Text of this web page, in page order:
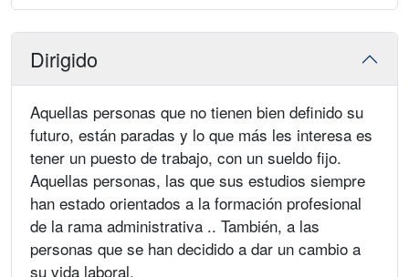
Dirigido
Aquellas personas que no tienen bien definido su
futuro, están paradas y lo que más les interesa es
tener un puesto de trabajo, con un sueldo fijo.
Aquellas personas, las que sus estudios siempre
han estado orientados a la formación profesional
de la rama administrativa .. También, a las
personas que se han decidido a dar un cambio a
su vida laboral.